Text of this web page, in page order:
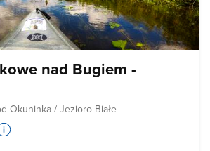
nad Bugiem -
Okuninka / Jezioro Białe